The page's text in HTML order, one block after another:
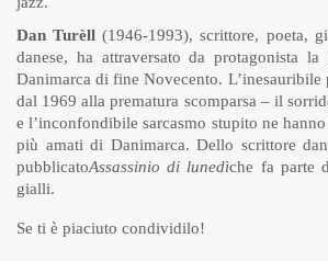
Dan Turèll (1946-1993), scrittore, poeta,
danese, ha attraversato da protagonista la
Danimarca di fine Novecento.
dal 1969 alla prematura scomparsa – il
e l’inconfondibile sarcasmo stupito ne
più amati di Danimarca. Dello scrittore
pubblicatoAssassinio di lunedìche fa parte
gialli.
Se ti è piaciuto condividilo!